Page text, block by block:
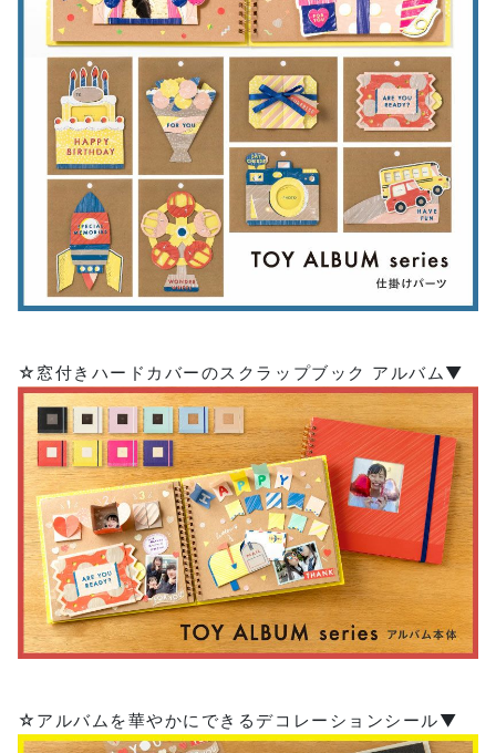
☆窓付きハードカバーのスクラップブック アルバム▼
☆アルバムを華やかにできるデコレーションシール▼